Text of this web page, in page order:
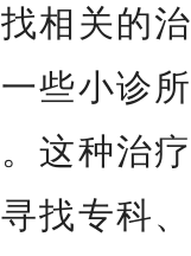
相关的治
些小诊所
这种治疗
找专科、